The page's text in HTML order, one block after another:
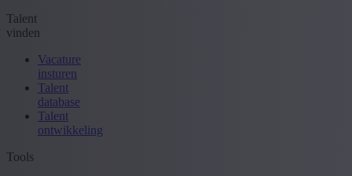
Talent
vinden
Vacature
insturen
Talent
database
Talent
ontwikkeling
Tools